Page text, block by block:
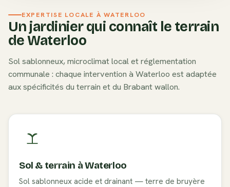
EXPERTISE LOCALE ÀWATERLOO
Un jardinier qui connaît le terrain
deWaterloo
Solsablonneux, microclimat local et réglementation
communale : chaque intervention à Waterloo est adaptée
aux spécificités du terrain et du Brabant wallon.
Sol & terrain àWaterloo
Sol sablonneux acide et drainant — terre de bruyère